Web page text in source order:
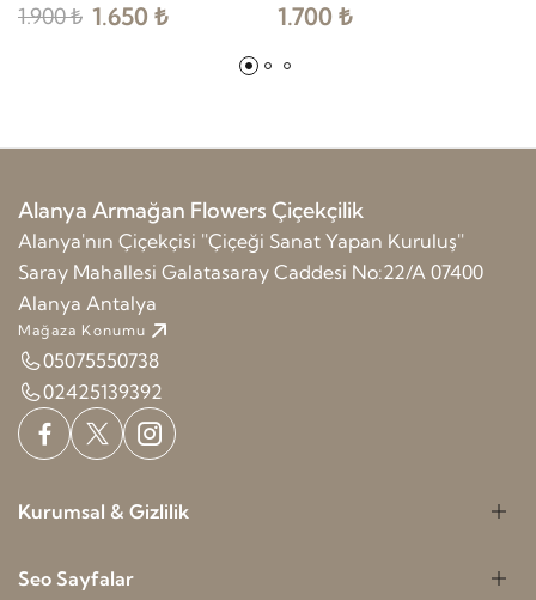
1.900 ₺ 1.650 ₺ 1.700 ₺
Alanya Armağan Flowers Çiçekçilik
Alanya'nın Çiçekçisi ''Çiçeği Sanat Yapan Kuruluş''
Saray Mahallesi Galatasaray Caddesi No:22/A 07400
Alanya Antalya
Mağaza Konumu
05075550738
02425139392
Kurumsal & Gizlilik
Seo Sayfalar